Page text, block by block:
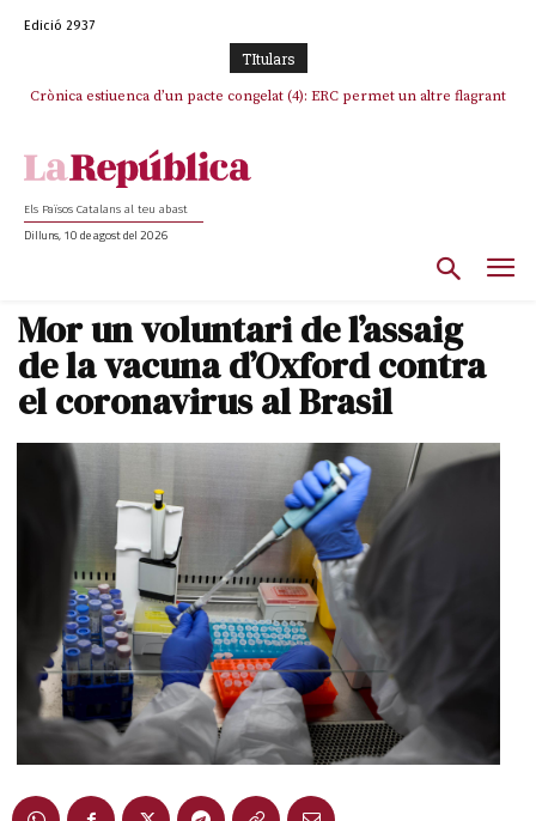
Edició 2937
TItulars
Crònica estiuenca d’un pacte congelat (4): ERC permet un altre flagrant
Rufián boicoteja l’estratègia d’acostament a Junts d’Oriol Junqueras
Els Països Catalans al teu abast
Dilluns, 10 de agost del 2026
Mor un voluntari de l’assaig
de la vacuna d’Oxford contra
el coronavirus al Brasil